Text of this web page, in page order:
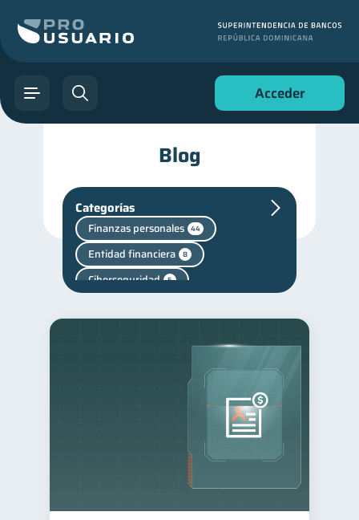
Acceder
Blog
Categorías
Finanzas personales 44
Entidad financiera 8
Ciberseguridad 5
Finanzas para jóvenes 30
30
Finanzas familiares 25